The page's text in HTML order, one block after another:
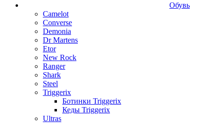
Обувь
Camelot
Converse
Demonia
Dr Martens
Etor
New Rock
Ranger
Shark
Steel
Triggerix
Ботинки Triggerix
Кеды Triggerix
Ultras